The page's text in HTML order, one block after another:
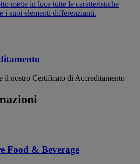
mette in luce tutte le caratteristiche
i suoi elementi differenzianti.
il nostro Certificato di Accreditamento
Food & Beverage